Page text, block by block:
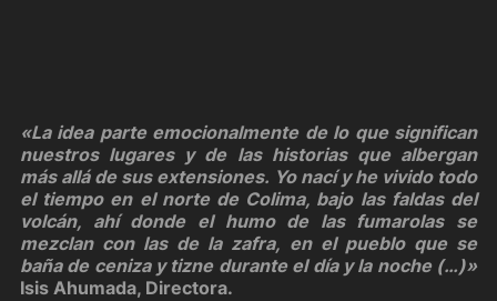
«La idea parte emocionalmente de lo que significan
nuestros lugares y de las historias que albergan
más allá de sus extensiones. Yo nací y he vivido todo
el tiempo en el norte de Colima, bajo las faldas del
volcán, ahí donde el humo de las fumarolas se
mezclan con las de la zafra, en el pueblo que se
baña de ceniza y tizne durante el día y la noche (…)»
Isis Ahumada, Directora.